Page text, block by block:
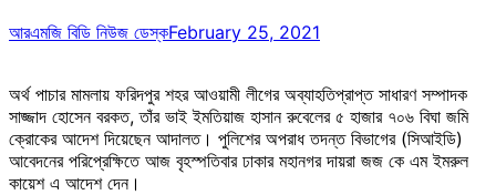
আরএমজি বিডি নিউজ ডেস্কFebruary 25, 2021
অর্থ পাচার মামলায় ফরিদপুর শহর আওয়ামী লীগের অব্যাহতিপ্রাপ্ত সাধারণ সম্পাদক
সাজ্জাদ হোসেন বরকত, তাঁর ভাই ইমতিয়াজ হাসান রুবেলের ৫ হাজার ৭০৬ বিঘা জমি
ক্রোকের আদেশ দিয়েছেন আদালত। পুলিশের অপরাধ তদন্ত বিভাগের (সিআইডি)
আবেদনের পরিপ্রেক্ষিতে আজ বৃহস্পতিবার ঢাকার মহানগর দায়রা জজ কে এম ইমরুল
কায়েশ এ আদেশ দেন।